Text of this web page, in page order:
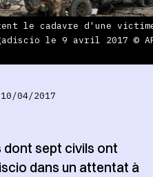
10/04/2017
le cadavre d'une
le 9 avril 2017 ©
dont sept civils ont
dans un attentat à